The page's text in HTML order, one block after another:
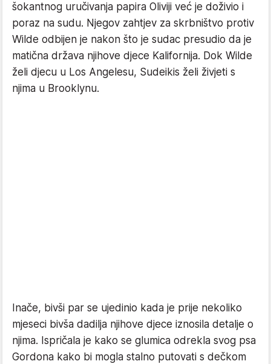
šokantnog uručivanja papira Oliviji već je doživio i
poraz na sudu. Njegov zahtjev za skrbništvo protiv
Wilde odbijen je nakon što je sudac presudio da je
matična država njihove djece Kalifornija. Dok Wilde
želi djecu u Los Angelesu, Sudeikis želi živjeti s
njima u Brooklynu.
Inače, bivši par se ujedinio kada je prije nekoliko
mjeseci bivša dadilja njihove djece iznosila detalje o
njima. Ispričala je kako se glumica odrekla svog psa
Gordona kako bi mogla stalno putovati s dečkom